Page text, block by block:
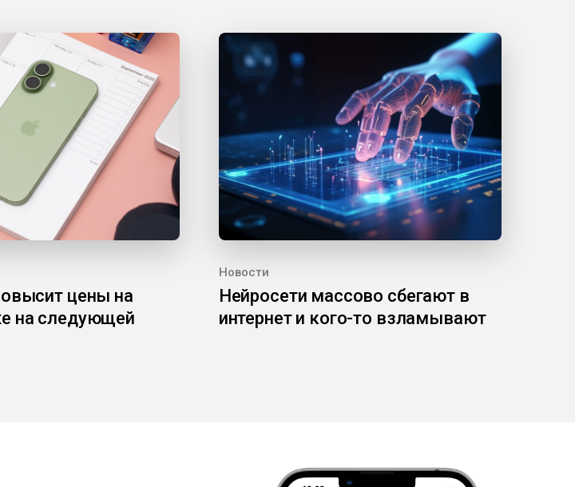
цены на
на следующей
Новости
Нейросети массово сбегают в
интернет и кого-то взламывают